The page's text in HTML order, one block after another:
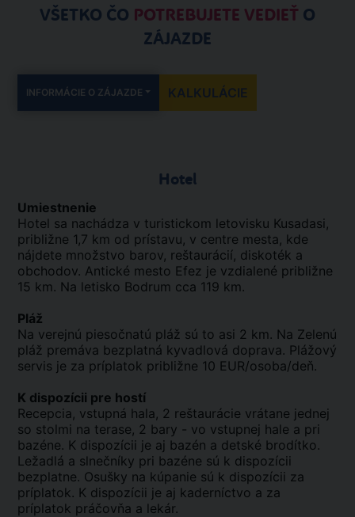
VŠETKO ČO POTREBUJETE VEDIEŤ O
ZÁJAZDE
INFORMÁCIE O ZÁJAZDE KALKULÁCIE
Hotel
Umiestnenie
Hotel sa nachádza v turistickom letovisku Kusadasi,
približne 1,7 km od prístavu, v centre mesta, kde
nájdete množstvo barov, reštaurácií, diskoték a
obchodov. Antické mesto Efez je vzdialené približne
15 km. Na letisko Bodrum cca 119 km.
Pláž
Na verejnú piesočnatú pláž sú to asi 2 km. Na Zelenú
pláž premáva bezplatná kyvadlová doprava. Plážový
servis je za príplatok približne 10 EUR/osoba/deň.
K dispozícii pre hostí
Recepcia, vstupná hala, 2 reštaurácie vrátane jednej
so stolmi na terase, 2 bary - vo vstupnej hale a pri
bazéne. K dispozícii je aj bazén a detské brodítko.
Ležadlá a slnečníky pri bazéne sú k dispozícii
bezplatne. Osušky na kúpanie sú k dispozícii za
príplatok. K dispozícii je aj kaderníctvo a za
príplatok práčovňa a lekár.